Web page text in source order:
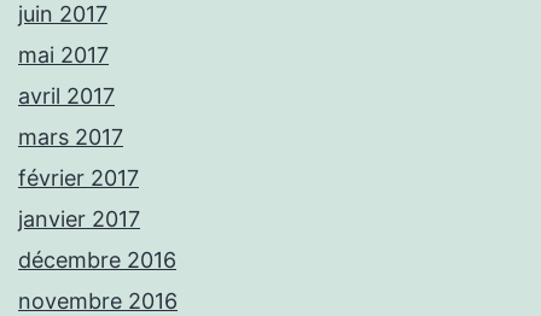
juin 2017
mai 2017
avril 2017
mars 2017
février 2017
janvier 2017
décembre 2016
novembre 2016